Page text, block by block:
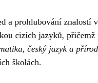
a prohlubování znalostí
cizích jazyků,
český jazyk a
školách.